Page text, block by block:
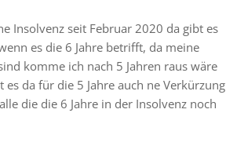
Insolvenz seit Februar 2020 da gibt es
es die 6 Jahre betrifft, da meine
komme ich nach 5 Jahren raus wäre
es da für die 5 Jahre auch ne Verkürzung
die die 6 Jahre in der Insolvenz noch